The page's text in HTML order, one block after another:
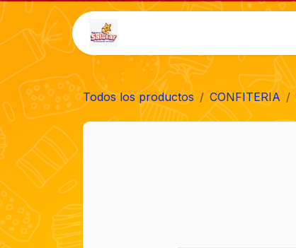
Ir al contenido
Todos los productos CONFITERIA